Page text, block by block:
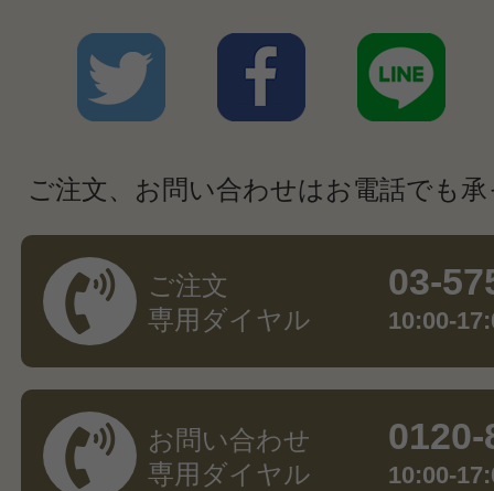
ご注文、お問い合わせはお電話でも
ご注文
専用ダイヤル
03-
10:00-
お問い合わせ
専用ダイヤル
10:00-